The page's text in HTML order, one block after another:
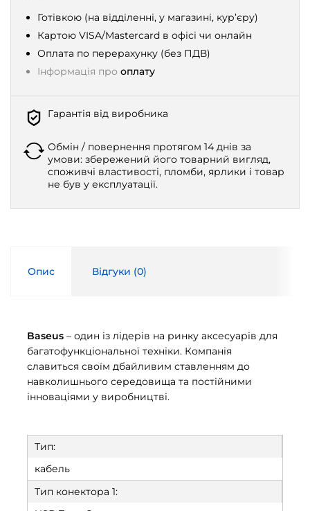
Готівкою (на відділенні, у магазині, кур’єру)
Картою VISA/Mastercard в офісі чи онлайн
Оплата по перерахунку (без ПДВ)
Інформація про оплату
Гарантія від виробника
Обмін / повернення протягом 14 днів за
умови: збережений його товарний вигляд,
споживчі властивості, пломби, ярлики і товар
не був у експлуатації.
Опис Відгуки (0)
Baseus – один із лідерів на ринку аксесуарів для
багатофункціональної техніки. Компанія
славиться своїм дбайливим ставленням до
навколишнього середовища та постійними
інноваціями у виробництві.
Тип:
кабель
Тип конектора 1: